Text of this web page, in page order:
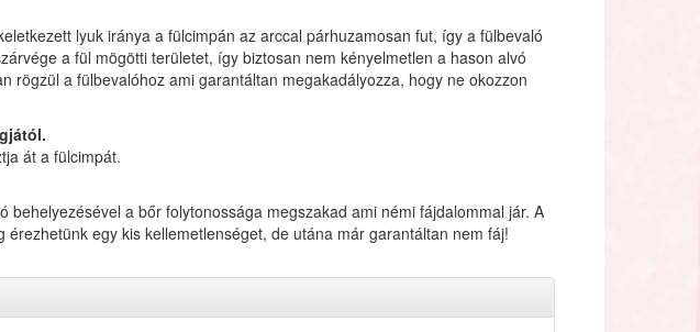
lyuk iránya a fülcimpán az arccal párhuzamosan fut, így a fülbevaló
a fül mögötti területet, így biztosan nem kényelmetlen a hason alvó
rögzül a fülbevalóhoz ami garantáltan megakadályozza, hogy ne okozzon
át a fülcimpát.
a bőr folytonossága megszakad ami némi fájdalommal jár. A
egy kis kellemetlenséget, de utána már garantáltan nem fáj!